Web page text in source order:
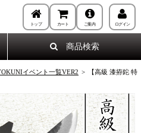
トップ カート ご案内 ログイン
商品検索
イベント一覧VER2 >
【高級 漆拵鉈 特